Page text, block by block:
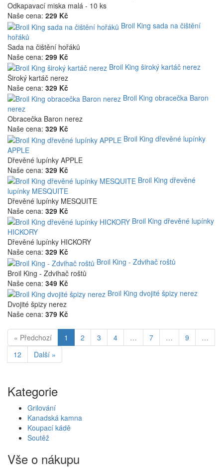
Odkapavací miska malá - 10 ks
Naše cena: 229 Kč
Broil King sada na čištění
hořáků
Sada na čištění hořáků
Naše cena: 299 Kč
Broil King široký kartáč nerez
Široký kartáč nerez
Naše cena: 329 Kč
Broil King obracečka Baron
nerez
Obracečka Baron nerez
Naše cena: 329 Kč
Broil King dřevěné lupínky
APPLE
Dřevěné lupínky APPLE
Naše cena: 329 Kč
Broil King dřevěné
lupínky MESQUITE
Dřevěné lupínky MESQUITE
Naše cena: 329 Kč
Broil King dřevěné lupínky
HICKORY
Dřevěné lupínky HICKORY
Naše cena: 329 Kč
Broil King - Zdvihač roštů
Broil King - Zdvihač roštů
Naše cena: 349 Kč
Broil King dvojité špizy nerez
Dvojité špizy nerez
Naše cena: 379 Kč
« Předchozí 1 2 3 4 … 7 … 9
…
12
Další »
Kategorie
Grilování
Kanadská kamna
Koupací kádě
Soutěž
Vše o nákupu